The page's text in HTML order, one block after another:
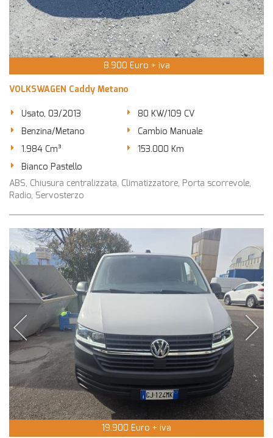
8.900 Euro + iva
VOLKSWAGEN Caddy Metano
Usato, 03/2013
80 KW/109 CV
Benzina/Metano
Cambio Manuale
1.984 Cm³
153.000 Km
Bianco Pastello
ABS, Chiusura centralizzata, Climatizzatore, Porta scorrevole,
Radio, Servosterzo
19.900 Euro + iva